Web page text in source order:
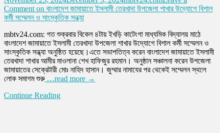
Comment on বাংলাদেশ জামায়াতে ইসলামী তেরখাদা উপজেলা শাখার উদ্যোগে বিশাল
কর্মী সম্মেলন ও সাংস্কৃতিক সন্ধ্যা
mbtv24.com: গত শুক্রবার বিকেল ৪টায় ইখড়ি কাটেংগা মাধ্যমিক বিদ্যালয় মাঠে
বাংলাদেশ জামায়াতে ইসলামী তেরখাদা উপজেলা শাখার উদ্যোগে বিশাল কর্মী সম্মেলন ও
সাংস্কৃতিক সন্ধ্যা অনুষ্ঠিত হয়েছে।এতে সভাপতিত্ব করেন বাংলাদেশ জামায়াতে ইসলামী
তেরখাদা শাখার আমীর মাওলানা শেখ হাফিজুর রহমান। অনুষ্ঠান সঞ্চালনা করেন উপজেলা
জামায়াতের সেক্রেটারী মোঃ নাহিদ হাসান। জুম্মার নামাযের পর থেকেই সম্মেলন স্থলে
লোক সমাগম শুরু…read more →
Continue Reading